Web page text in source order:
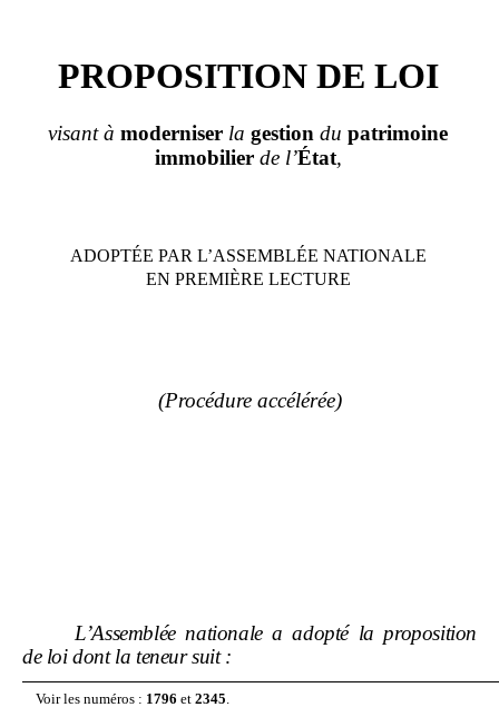
PROPOSITION DE LOI
visant àmoderniser lagestion dupatrimoine
immobilier de l’État,
ADOPTÉE PAR L’ASSEMBLÉE NATIONALE
EN PREMIÈRE LECTURE
(Procédure accélérée)
L’Assemblée nationale a adopté la proposition
de loi dont la teneur suit :
Voir les numéros : 1796 et 2345